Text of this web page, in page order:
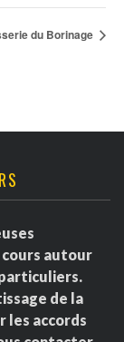
du Borinage
autour
de la
les accords